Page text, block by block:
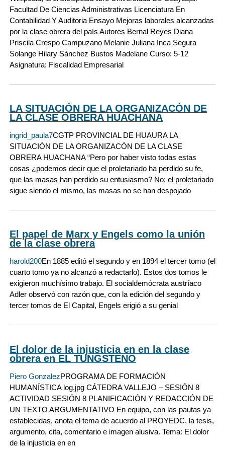
Facultad De Ciencias Administrativas Licenciatura En
Contabilidad Y Auditoria Ensayo Mejoras laborales alcanzadas
por la clase obrera del país Autores Bernal Reyes Diana
Priscila Crespo Campuzano Melanie Juliana Inca Segura
Solange Hilary Sánchez Bustos Madelane Curso: 5-12
Asignatura: Fiscalidad Empresarial
LA SITUACIÓN DE LA ORGANIZACÓN DE
LA CLASE OBRERA HUACHANA
ingrid_paula7CGTP PROVINCIAL DE HUAURA LA
SITUACIÓN DE LA ORGANIZACÓN DE LA CLASE
OBRERA HUACHANA “Pero por haber visto todas estas
cosas ¿podemos decir que el proletariado ha perdido su fe,
que las masas han perdido su entusiasmo? No; el proletariado
sigue siendo el mismo, las masas no se han despojado
El papel de Мarx y Еngels como la unión
de la clase obrera
harold200En 1885 editó el segundo y en 1894 el tercer tomo (el
cuarto tomo ya no alcanzó a redactarlo). Estos dos tomos le
exigieron muchísimo trabajo. El socialdemócrata austríaco
Adler observó con razón que, con la edición del segundo y
tercer tomos de El Capital, Engels erigió a su genial
El dolor de la injusticia en en la clase
obrera en EL TUNGSTENO
Piero GonzalezPROGRAMA DE FORMACIÓN
HUMANÍSTICA log.jpg CÁTEDRA VALLEJO – SESIÓN 8
ACTIVIDAD SESIÓN 8 PLANIFICACIÓN Y REDACCIÓN DE
UN TEXTO ARGUMENTATIVO En equipo, con las pautas ya
establecidas, anota el tema de acuerdo al PROYEDC, la tesis,
argumento, cita, comentario e imagen alusiva. Tema: El dolor
de la injusticia en en